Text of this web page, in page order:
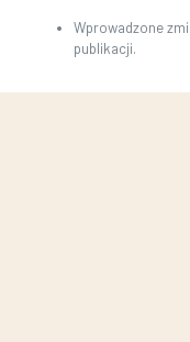
Wprowadzone
publikacji.